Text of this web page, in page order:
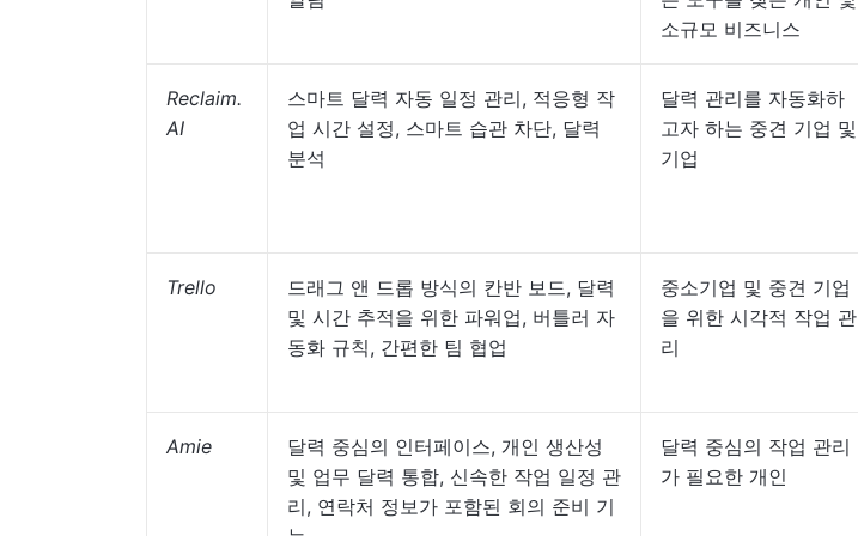
소규모 비즈니스
Reclaim.
AI
스마트 달력 자동 일정 관리, 적응형 작
업 시간 설정, 스마트 습관 차단, 달력
분석
달력 관리를 자동화하
고자 하는 중견 기업 및
기업
Trello
드래그 앤 드롭 방식의 칸반 보드, 달력
및 시간 추적을 위한 파워업, 버틀러 자
동화 규칙, 간편한 팀 협업
중소기업 및 중견 기업
을 위한 시각적 작업 관
리
Amie
달력 중심의 인터페이스, 개인 생산성
및 업무 달력 통합, 신속한 작업 일정 관
리, 연락처 정보가 포함된 회의 준비 기
달력 중심의 작업 관리
가 필요한 개인